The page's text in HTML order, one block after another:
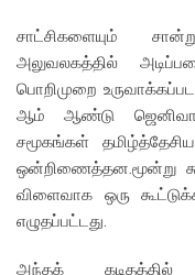
சாட்சிகளையும்
அலுவலகத்தில்
பொறிமுறை
ஆம் ஆண்டு ஜெனிவா
சமூகங்கள்
ஒன்றிணைத்தன.மூன்று
விளைவாக ஒரு
எழுதப்பட்டது.
அந்தக்